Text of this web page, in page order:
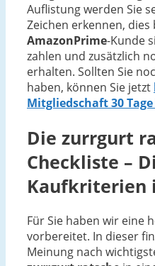
Auflistung werden Sie
Zeichen erkennen,
AmazonPrime-Kunde
zahlen und zusätzlich
erhalten. Sollten Sie
haben, können Sie jetzt
Mitgliedschaft 30
Die zurrgurt
Checkliste –
Kaufkriterien
Für Sie haben wir eine
vorbereitet. In dieser
Meinung nach